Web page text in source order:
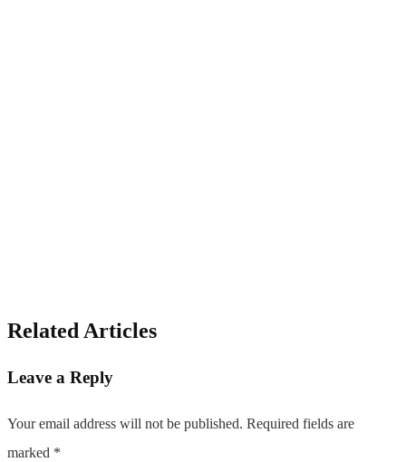
Related Articles
Leave a Reply
Your email address will not be published. Required fields are
marked *